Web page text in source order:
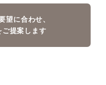
望に合わせ、
ご提案します